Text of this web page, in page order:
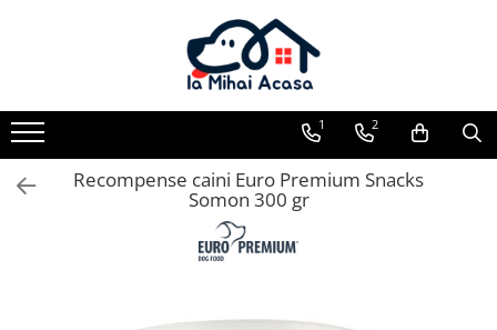
Pachete promotionale
Pachete promotionale
Pachete promotionale
Test gratuit 1 2
Recompense caini Euro Premium Snacks
Somon 300 gr